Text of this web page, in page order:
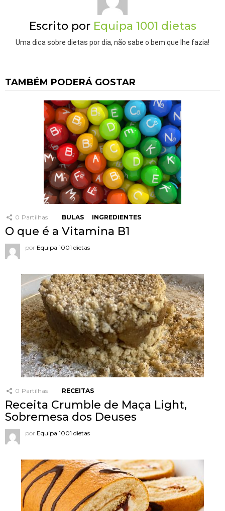
Escrito por Equipa 1001 dietas
Uma dica sobre dietas por dia, não sabe o bem que lhe fazia!
TAMBÉM PODERÁ GOSTAR
0 Partilhas BULAS INGREDIENTES
O que é a Vitamina B1
por Equipa 1001 dietas
0 Partilhas RECEITAS
Receita Crumble de Maça Light,
Sobremesa dos Deuses
por Equipa 1001 dietas